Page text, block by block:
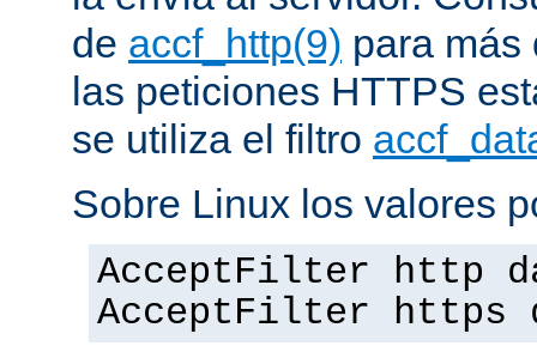
de accf_http(9) para más
las peticiones HTTPS
se utiliza el filtro
Sobre Linux los valores
AcceptFilter http
AcceptFilter https